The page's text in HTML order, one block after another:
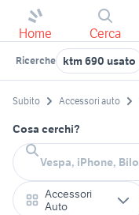
Home Cerca
Ricerche ktm 690 usato
Subito Accessori auto
Cosa cerchi?
Accessori
Auto